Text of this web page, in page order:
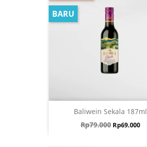
Baliwein Sekala 187ml
Harga biasa
Rp79.000 Harga
Rp69.000
BARU